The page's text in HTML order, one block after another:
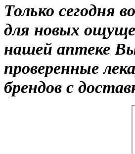
Только сегодня
для новых
нашей аптеке
проверенные
брендов с